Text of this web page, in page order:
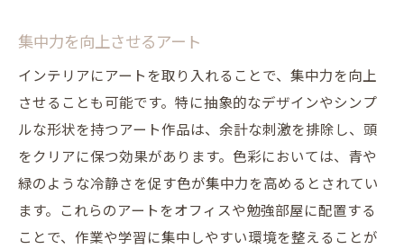
集中力を向上させるアート
インテリアにアートを取り入れることで、集中力を向上
させることも可能です。特に抽象的なデザインやシンプ
ルな形状を持つアート作品は、余計な刺激を排除し、頭
をクリアに保つ効果があります。色彩においては、青や
緑のような冷静さを促す色が集中力を高めるとされてい
ます。これらのアートをオフィスや勉強部屋に配置する
ことで、作業や学習に集中しやすい環境を整えることが